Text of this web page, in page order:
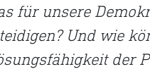
für unsere
Und wie
der